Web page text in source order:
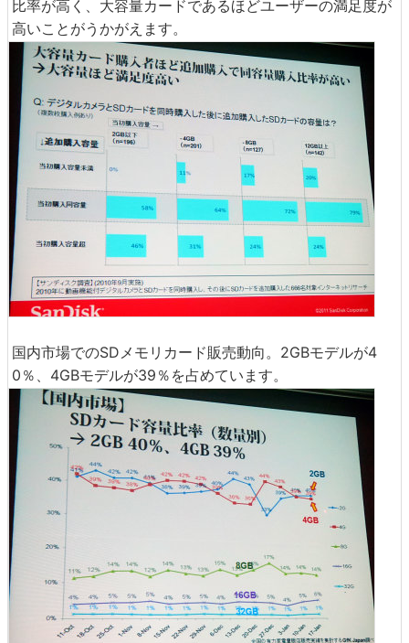
比率が高く、大容量カードであるほどユーザーの満足度が
高いことがうかがえます。
国内市場でのSDメモリカード販売動向。2GBモデルが4
0％、4GBモデルが39％を占めています。